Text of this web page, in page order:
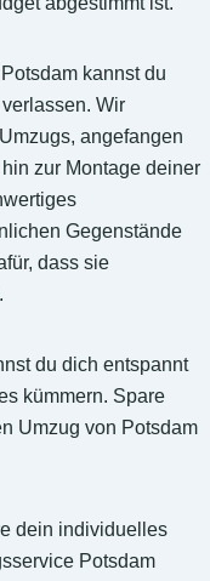
kannst du
Wir
angefangen
zur Montage deiner
Gegenstände
dass sie
du dich entspannt
kümmern. Spare
Umzug von Potsdam
dein individuelles
Potsdam